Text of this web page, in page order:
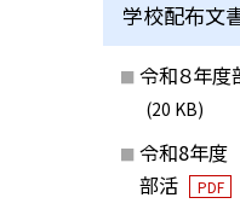
学校配布文
令和８年
(20 KB)
令和8年
部活
PDF